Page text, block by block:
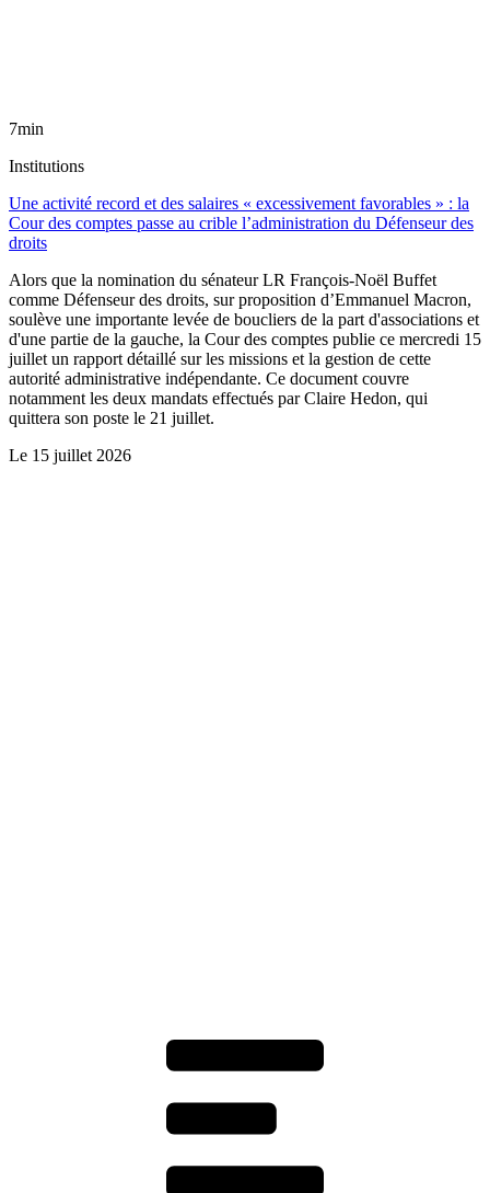
7min
Institutions
Une activité record et des salaires « excessivement favorables » : la
Cour des comptes passe au crible l’administration du Défenseur des
droits
Alors que la nomination du sénateur LR François-Noël Buffet
comme Défenseur des droits, sur proposition d’Emmanuel Macron,
soulève une importante levée de boucliers de la part d'associations et
d'une partie de la gauche, la Cour des comptes publie ce mercredi 15
juillet un rapport détaillé sur les missions et la gestion de cette
autorité administrative indépendante. Ce document couvre
notamment les deux mandats effectués par Claire Hedon, qui
quittera son poste le 21 juillet.
Le 15 juillet 2026